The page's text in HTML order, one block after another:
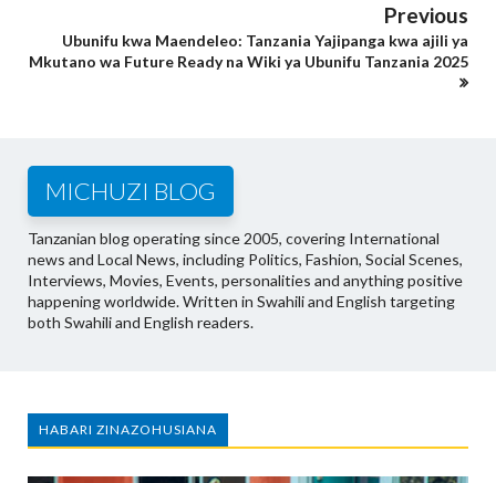
Previous
Ubunifu kwa Maendeleo: Tanzania Yajipanga kwa ajili ya
Mkutano wa Future Ready na Wiki ya Ubunifu Tanzania 2025
MICHUZI BLOG
Tanzanian blog operating since 2005, covering International
news and Local News, including Politics, Fashion, Social Scenes,
Interviews, Movies, Events, personalities and anything positive
happening worldwide. Written in Swahili and English targeting
both Swahili and English readers.
HABARI ZINAZOHUSIANA